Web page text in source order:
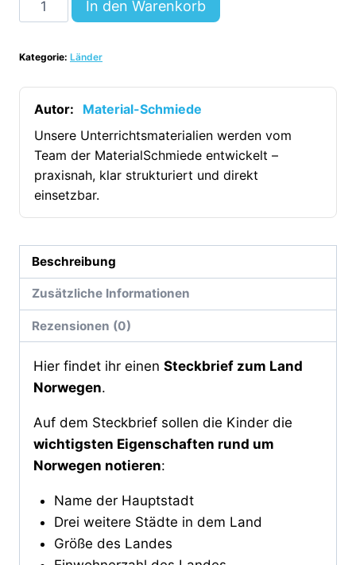
Norwegen
Menge
In den Warenkorb
Kategorie: Länder
Autor:
Material-Schmiede
Unsere Unterrichtsmaterialien werden vom
Team der MaterialSchmiede entwickelt –
praxisnah, klar strukturiert und direkt
einsetzbar.
Beschreibung
Zusätzliche Informationen
Rezensionen (0)
Hier findet ihr einen Steckbrief zum Land
Norwegen.
Auf dem Steckbrief sollen die Kinder die
wichtigsten Eigenschaften rund um
Norwegen notieren:
Name der Hauptstadt
Drei weitere Städte in dem Land
Größe des Landes